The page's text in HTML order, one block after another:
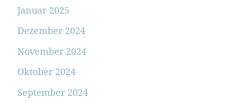
Januar 2025
Dezember 2024
November 2024
Oktober 2024
September 2024